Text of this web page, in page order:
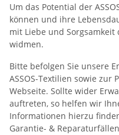
Um das Potential der
können und ihre
mit Liebe und Sorgsamkeit
widmen.
Bitte befolgen Sie unsere
ASSOS-Textilien sowie zur
Webseite. Sollte wider
auftreten, so helfen wir
Informationen hierzu
Garantie- &